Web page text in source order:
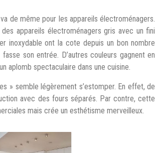
de même pour les appareils électroménagers.
appareils électroménagers gris avec un fini
inoxydable ont la cote depuis un bon nombre
son entrée. D’autres couleurs gagnent en
aplomb spectaculaire dans une cuisine.
» semble légèrement s’estomper. En effet, de
avec des fours séparés. Par contre, cette
mais crée un esthétisme merveilleux.